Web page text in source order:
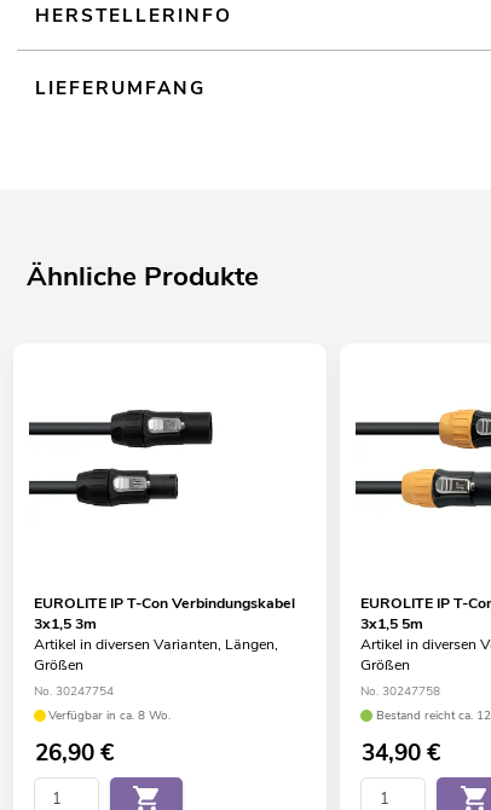
HERSTELLERINFO
LIEFERUMFANG
Ähnliche Produkte
EUROLITE IP T-Con Verbindungskabel
3x1,5 3m
Artikel in diversen Varianten, Längen,
Größen
No. 30247754
Verfügbar in ca. 8 Wo.
26,90€
EUROLITE IP T-
3x1,5 5m
Artikel in diversen
Größen
No. 30247758
Bestand reicht ca.
34,90€